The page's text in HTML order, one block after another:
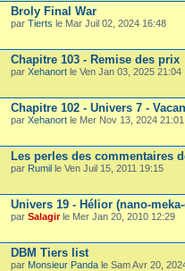
Broly Final War
par Tierts le Mar Juil 02, 2024 16:48
Chapitre 103 - Remise des prix
par Xehanort le Ven Jan 03, 2025 21:04
Chapitre 102 - Univers 7 -
par Xehanort le Mer Nov 13, 2024 21:01
Les perles des commentaires
par Rumil le Ven Juil 15, 2011 19:15
Univers 19 - Hélior (nano-
par Salagirle Mer Jan 20, 2010 12:29
DBM Tiers list
par Monsieur Panda le Sam Avr 20,